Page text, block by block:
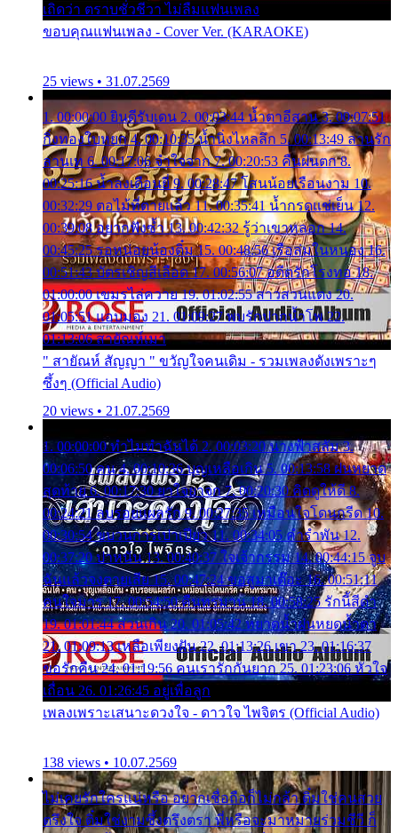
เถิดว่า ตราบชั่วชีวา ไม่ลืมแฟนเพลง
ขอบคุณแฟนเพลง - Cover Ver. (KARAOKE)
25 views • 31.07.2569
1. 00:00:00 ยินดีรับเดน 2. 00:03:44 น้ำตาอีสาน 3. 00:07:51
กิ่งทองใบหยก 4. 00:10:35 น้ำนิ่งไหลลึก 5. 00:13:49 ลานรัก
ลานเท 6. 00:17:06 จำใจจาก 7. 00:20:53 คืนฝนตก 8.
00:25:16 น้ำลงเดือนยี่ 9. 00:28:47 โสนน้อยเรือนงาม 10.
00:32:29 ตอไม้ที่ตายแล้ว 11. 00:35:41 น้ำกรดแช่เย็น 12.
00:39:08 อยากฟังซ้ำ 13. 00:42:32 รู้ว่าเขาหลอก 14.
00:45:25 รอหน่อยน้องติ๋ม 15. 00:48:56 เรือล่มในหนอง 16.
00:51:43 บัตรเชิญสีเลือด 17. 00:56:07 อดีตรักโรงทอ 18.
01:00:00 เขมรไล่ควาย 19. 01:02:55 สาวสวนแตง 20.
01:05:51 แอบมอง 21. 01:09:27 พบรักปากน้ำโพ 22.
01:13:06 สายัณห์เมา
" สายัณห์ สัญญา " ขวัญใจคนเดิม - รวมเพลงดังเพราะๆ
ซึ้งๆ (Official Audio)
20 views • 21.07.2569
1. 00:00:00 ทำไมทำฉันได้ 2. 00:03:20 นางฟ้าสลัม 3.
00:06:50 คน 4. 00:10:36 บุญเหลือเกิน 5. 00:13:58 ฝนหยาด
สุดท้าย 6. 00:17:30 ยาใจยาจก 7. 00:20:30 คิดดูให้ดี 8.
00:24:21 ลบรอยแผลรัก 9. 00:27:35 เหมือนใจโดนกรีด 10.
00:30:54 ขบวนการเปาเปียว 11. 00:34:05 คำรำพัน 12.
00:37:20 ปาหนัน 13. 00:40:37 ใจเจ้ากรรม 14. 00:44:15 จูบ
ฉันแล้วจงตายเสีย 15. 00:47:24 ขอสูมาเต๊อะ 16. 00:51:11
คนใจมาร 17. 00:54:50 คืนทรมาน 18. 00:58:25 รักนี้สีดำ
19. 01:01:44 ส่วนเกิน 20. 01:05:42 หยาดน้ำฝนหยดน้ำตา
21. 01:09:13 เหลือเพียงฝัน 22. 01:13:26 เขา 23. 01:16:37
ขอรักคืน 24. 01:19:56 คนเรารักกันยาก 25. 01:23:06 หัวใจ
เถื่อน 26. 01:26:45 อยู่เพื่อลูก
เพลงเพราะเสนาะดวงใจ - ดาวใจ ไพจิตร (Official Audio)
138 views • 10.07.2569
ไม่เคยรักใครแน่หรือ อยากเชื่อถือก็ไม่กล้า ติ๋มใช่คนสวย
ตรึงใจ ติ๋มใช่งามซึ้งตรึงตรา พี่หรือจะมาหมายร่วมชีวี ก็